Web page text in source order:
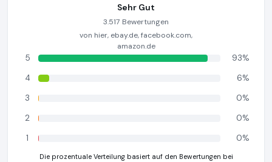
Sehr Gut
3.517 Bewertungen
von hier, ebay.de, facebook.com,
amazon.de
5
93%
4
6%
3
0%
2
0%
1
0%
Die prozentuale Verteilung basiert auf den Bewertungen bei